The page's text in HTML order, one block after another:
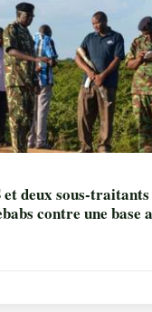
deux sous-traitants
contre une base